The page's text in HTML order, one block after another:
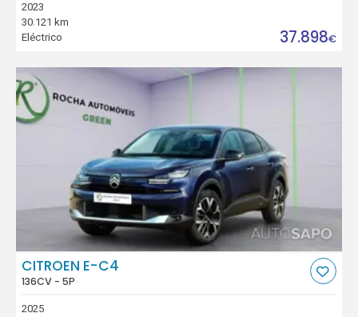
2023
30.121 km
Eléctrico
37.898€
CITROEN E-C4
136CV - 5P
2025